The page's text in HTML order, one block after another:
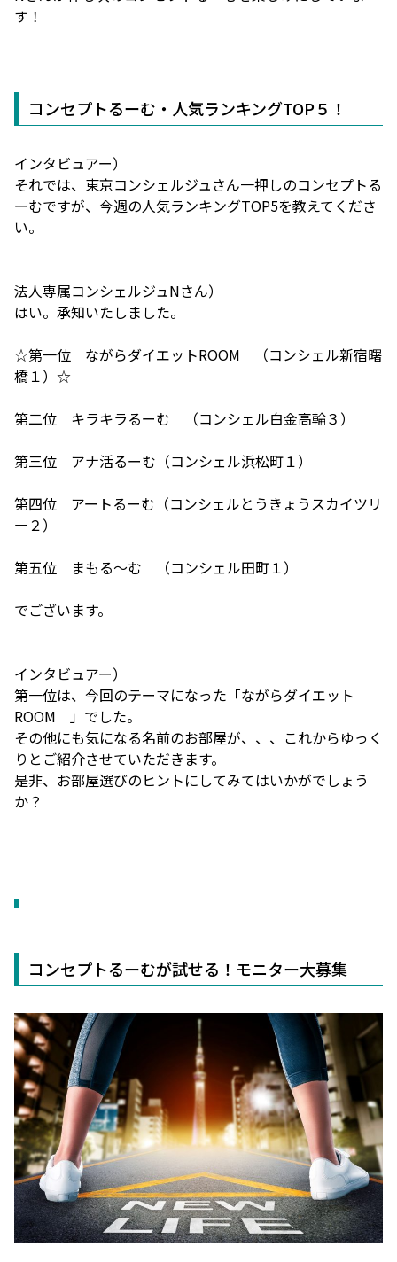
す！
コンセプトるーむ・人気ランキングTOP５！
インタビュアー）
それでは、東京コンシェルジュさん一押しのコンセプトる
ーむですが、今週の人気ランキングTOP5を教えてくださ
い。
法人専属コンシェルジュNさん）
はい。承知いたしました。
☆第一位 ながらダイエットROOM （コンシェル新宿曙
橋１）☆
第二位 キラキラるーむ （コンシェル白金高輪３）
第三位 アナ活るーむ （コンシェル浜松町１）
第四位 アートるーむ （コンシェルとうきょうスカイツリ
ー２）
第五位
まもる～む （コンシェル田町１）
でございます。
インタビュアー）
第一位は、今回のテーマになった「ながらダイエット
ROOM 」でした。
その他にも気になる名前のお部屋が、、、これからゆっく
りとご紹介させていただきます。
是非、お部屋選びのヒントにしてみてはいかがでしょう
か？
コンセプトるーむが試せる！モニター大募集